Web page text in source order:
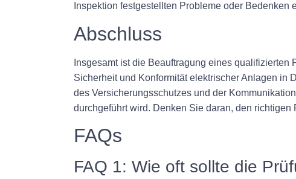
Inspektion festgestellten Probleme oder
Abschluss
Insgesamt ist die Beauftragung eines
Sicherheit und Konformität elektrischer Anlagen in
des Versicherungsschutzes und der
durchgeführt wird. Denken Sie daran, den
FAQs
FAQ 1: Wie oft sollte die